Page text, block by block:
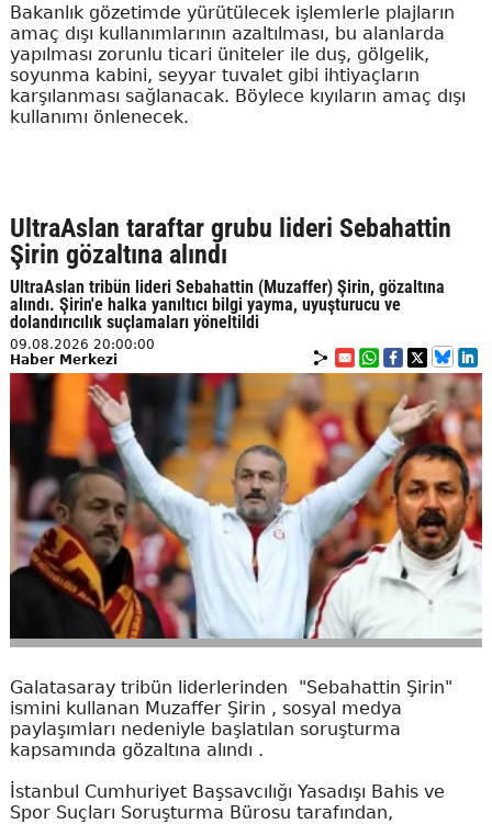
Bakanlık gözetimde yürütülecek işlemlerle plajların
amaç dışı kullanımlarının azaltılması, bu alanlarda
yapılması zorunlu ticari üniteler ile duş, gölgelik,
soyunma kabini, seyyar tuvalet gibi ihtiyaçların
karşılanması sağlanacak. Böylece kıyıların amaç dışı
kullanımı önlenecek.
UltraAslan taraftar grubu lideri Sebahattin
Şirin gözaltına alındı
UltraAslan tribün lideri Sebahattin (Muzaffer) Şirin, gözaltına
alındı. Şirin'e halka yanıltıcı bilgi yayma, uyuşturucu ve
dolandırıcılık suçlamaları yöneltildi
09.08.2026 20:00:00
Haber Merkezi
Galatasaray tribün liderlerinden "Sebahattin Şirin"
ismini kullanan Muzaffer Şirin , sosyal medya
paylaşımları nedeniyle başlatılan soruşturma
kapsamında gözaltına alındı .
İstanbul Cumhuriyet Başsavcılığı Yasadışı Bahis ve
Spor Suçları Soruşturma Bürosu tarafından,